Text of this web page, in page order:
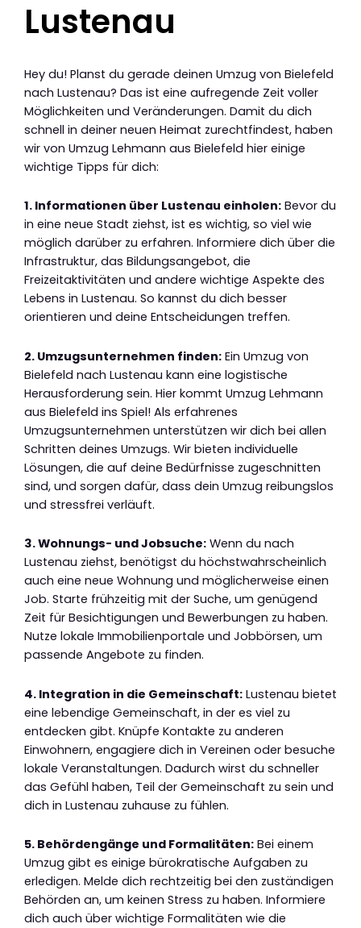
Lustenau
Hey du! Planst du gerade deinen Umzug von Bielefeld
nach Lustenau? Das ist eine aufregende Zeit voller
Möglichkeiten und Veränderungen. Damit du dich
schnell in deiner neuen Heimat zurechtfindest, haben
wir von Umzug Lehmann aus Bielefeld hier einige
wichtige Tipps für dich:
1. Informationen über Lustenau einholen: Bevor du
in eine neue Stadt ziehst, ist es wichtig, so viel wie
möglich darüber zu erfahren. Informiere dich über die
Infrastruktur, das Bildungsangebot, die
Freizeitaktivitäten und andere wichtige Aspekte des
Lebens in Lustenau. So kannst du dich besser
orientieren und deine Entscheidungen treffen.
2. Umzugsunternehmen finden: Ein Umzug von
Bielefeld nach Lustenau kann eine logistische
Herausforderung sein. Hier kommt Umzug Lehmann
aus Bielefeld ins Spiel! Als erfahrenes
Umzugsunternehmen unterstützen wir dich bei allen
Schritten deines Umzugs. Wir bieten individuelle
Lösungen, die auf deine Bedürfnisse zugeschnitten
sind, und sorgen dafür, dass dein Umzug reibungslos
und stressfrei verläuft.
3. Wohnungs- und Jobsuche: Wenn du nach
Lustenau ziehst, benötigst du höchstwahrscheinlich
auch eine neue Wohnung und möglicherweise einen
Job. Starte frühzeitig mit der Suche, um genügend
Zeit für Besichtigungen und Bewerbungen zu haben.
Nutze lokale Immobilienportale und Jobbörsen, um
passende Angebote zu finden.
4. Integration in die Gemeinschaft: Lustenau bietet
eine lebendige Gemeinschaft, in der es viel zu
entdecken gibt. Knüpfe Kontakte zu anderen
Einwohnern, engagiere dich in Vereinen oder besuche
lokale Veranstaltungen. Dadurch wirst du schneller
das Gefühl haben, Teil der Gemeinschaft zu sein und
dich in Lustenau zuhause zu fühlen.
5. Behördengänge und Formalitäten: Bei einem
Umzug gibt es einige bürokratische Aufgaben zu
erledigen. Melde dich rechtzeitig bei den zuständigen
Behörden an, um keinen Stress zu haben. Informiere
dich auch über wichtige Formalitäten wie die